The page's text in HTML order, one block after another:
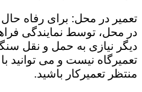
تعمیر در محل: برای رفاه
در محل، توسط نمایندگی
دیگر نیازی به حمل و نقل
تعمیرگاه نیست و می توانید
منتظر تعمیرکار باشید.